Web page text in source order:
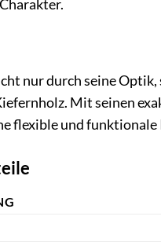
nur durch seine
Mit seinen
flexible und